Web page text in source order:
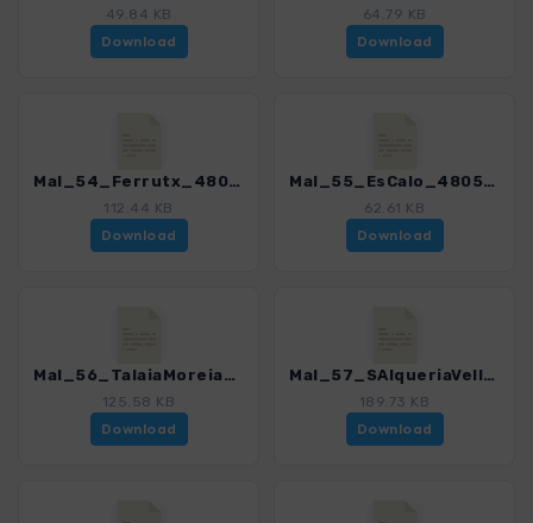
49.84 KB
Download
64.79 KB
Download
Mal_54_Ferrutx_4805_4.gpx
112.44 KB
Download
Mal_55_EsCalo_4805_4.gpx
62.61 KB
Download
Mal_56_TalaiaMoreia_4805_4.gpx
125.58 KB
Download
Mal_57_SAlqueriaVella_4805_4.gpx
189.73 KB
Download